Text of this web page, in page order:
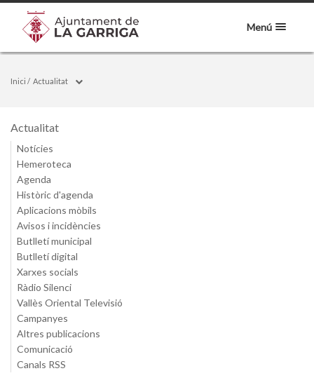
Menú
Inici / Actualitat
Actualitat
Notícies
Hemeroteca
Agenda
Històric d'agenda
Aplicacions mòbils
Avisos i incidències
Butlletí municipal
Butlletí digital
Xarxes socials
Ràdio Silenci
Vallès Oriental Televisió
Campanyes
Altres publicacions
Comunicació
Canals RSS